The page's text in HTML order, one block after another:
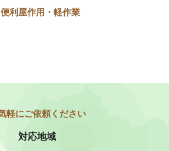
便利屋作用・軽作業
対応地域